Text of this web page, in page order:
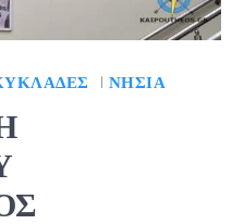
ΝΗΣΙΆ